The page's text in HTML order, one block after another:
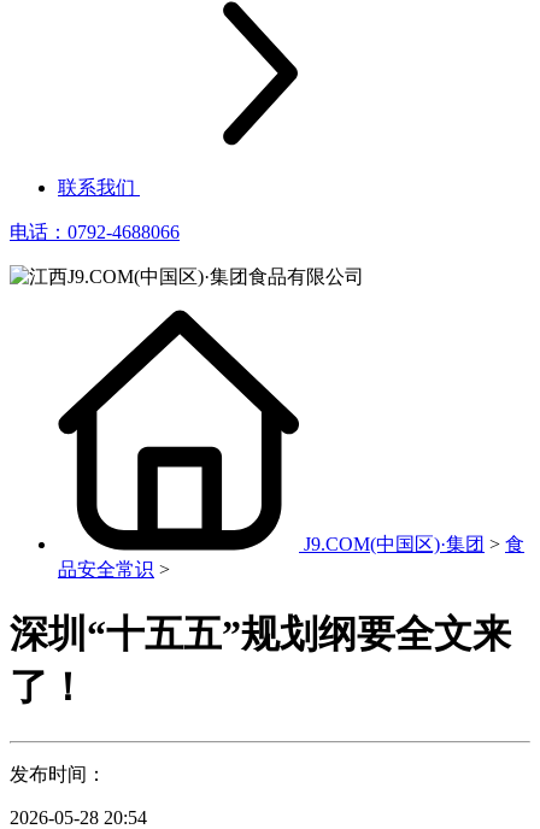
联系我们
电话：0792-4688066
J9.COM(中国区)·集团 > 食
品安全常识 >
深圳“十五五”规划纲要全文来
了！
发布时间：
2026-05-28 20:54